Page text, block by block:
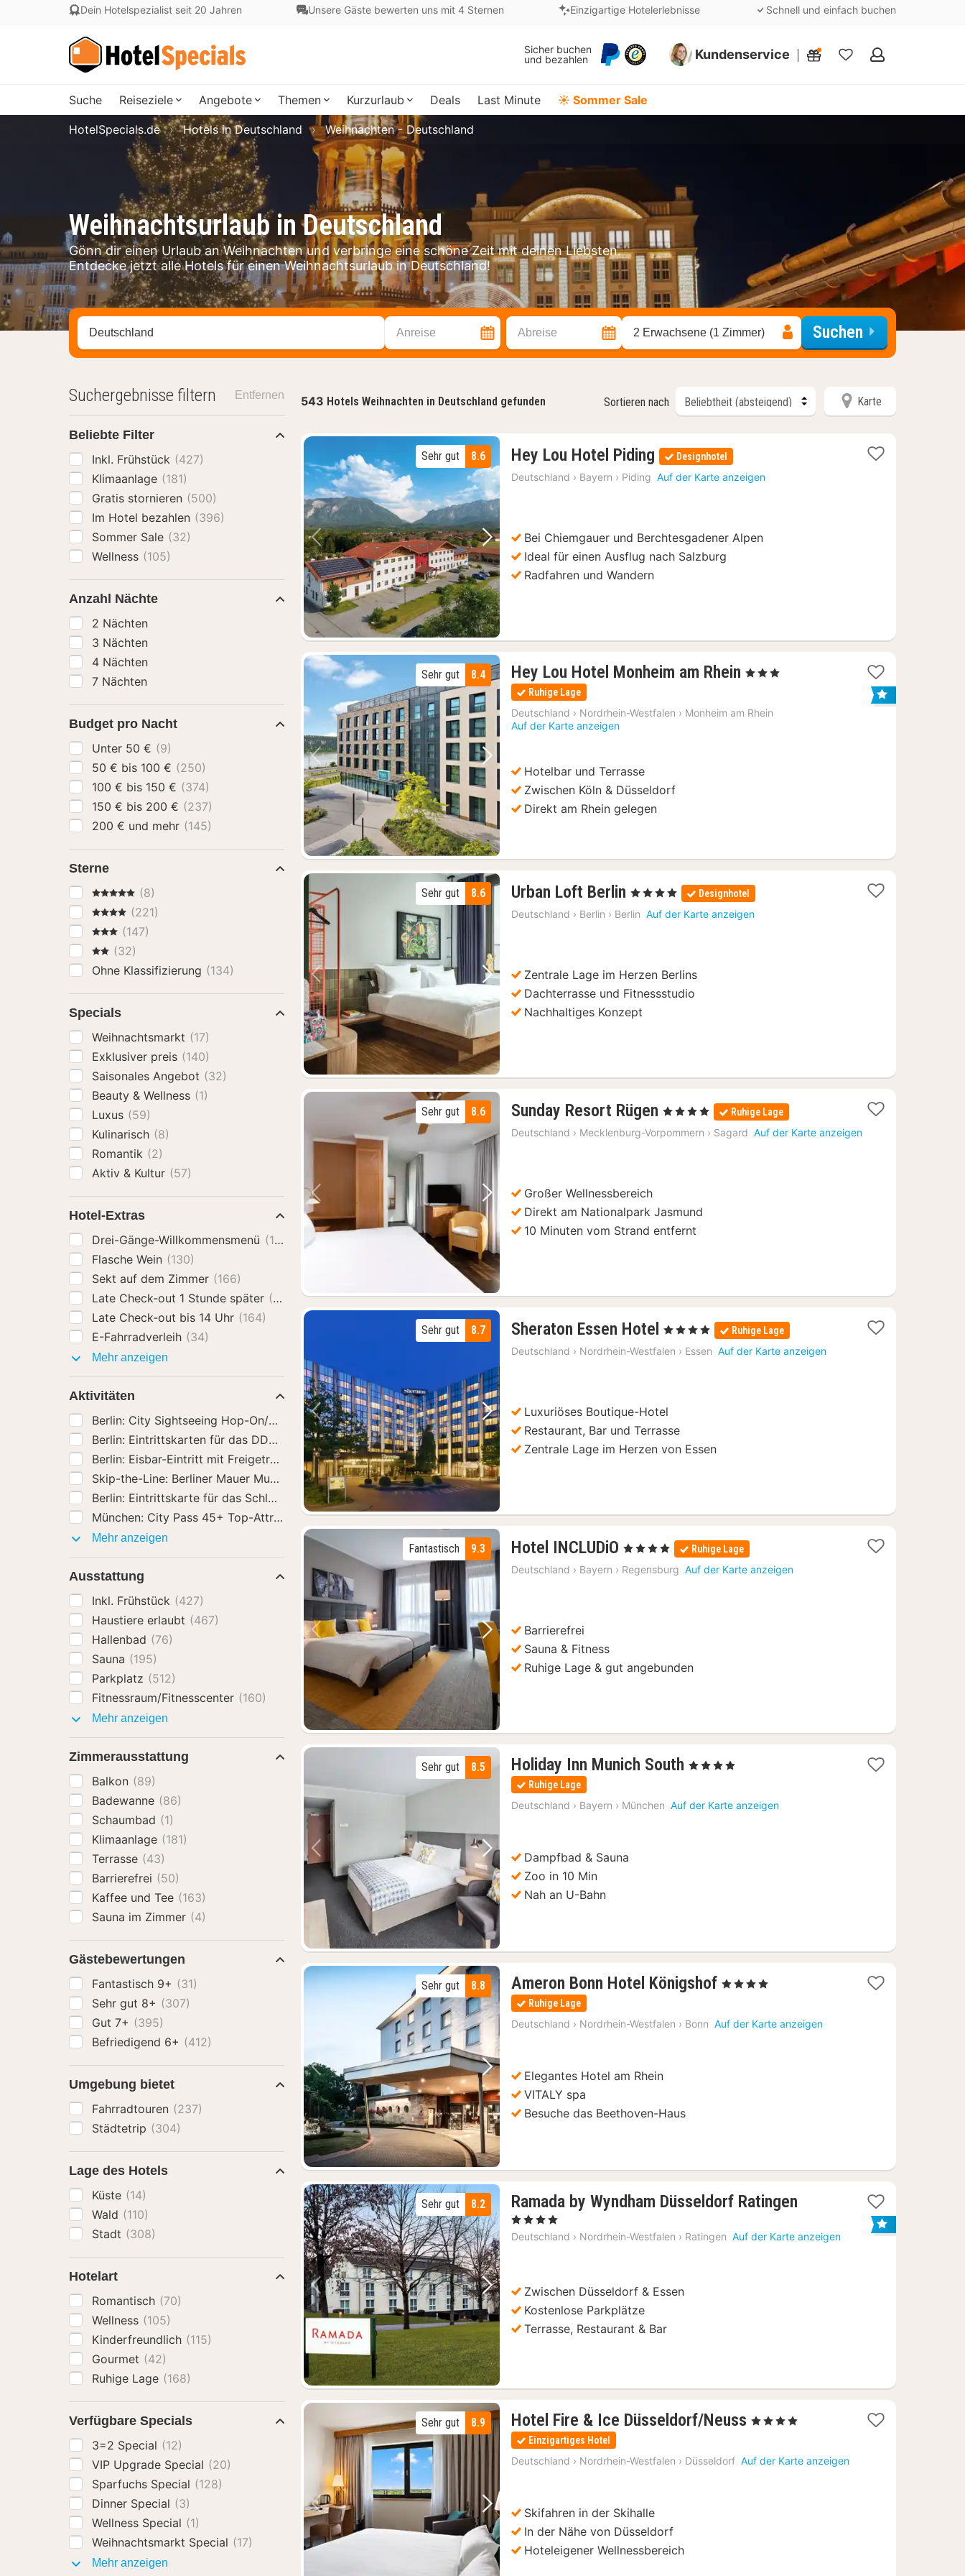
Dein Hotelspezialist seit 20 Jahren Unsere Gäste bewerten uns mit 4 Sternen Einzigartige Hotelerlebnisse Schnell und einfach buchen
Sicher buchen
und bezahlen
Kundenservice
Meine
Suche Reiseziele Angebote Themen Kurzurlaub Deals Last Minute ☀️ Sommer Sale
Weihnachtsurlaub in Deutschland
Gönn dir einen Urlaub an Weihnachten und verbringe eine schöne Zeit mit deinen Liebsten.
Entdecke jetzt alle Hotels für einen Weihnachtsurlaub in Deutschland!
HotelSpecials.de Hotels in Deutschland Weihnachten - Deutschland
Stadt, Region oder Hotel suchen Anreise Abreise 2 Erwachsene (1 Zimmer) Suchen
543 Hotels Weihnachten in Deutschland gefunden Sortieren nach Karte
Vorheriges Bild Nächstes Bild
8.6
Sehr gut Hey Lou Hotel Piding 2
Nächte
ab
Designhotel
Deutschland › Bayern › Piding Auf der Karte anzeigen
Bei Chiemgauer und Berchtesgadener Alpen
Ideal für einen Ausflug nach Salzburg
Radfahren und Wandern
Vorheriges Bild Nächstes Bild
8.4
Sehr gut Hey Lou Hotel Monheim am Rhein 2
ab
64
, 3 Sterne
Ruhige Lage
Deutschland › Nordrhein-Westfalen › Monheim am Rhein
Auf der Karte anzeigen
Hotelbar und Terrasse
Zwischen Köln & Düsseldorf
Direkt am Rhein gelegen
Vorheriges Bild Nächstes Bild
8.6
Sehr gut Urban Loft Berlin 2
Nächte
ab
, 4 Sterne Designhotel
Deutschland › Berlin › Berlin Auf der Karte anzeigen
Zentrale Lage im Herzen Berlins
Dachterrasse und Fitnessstudio
Nachhaltiges Konzept
Vorheriges Bild Nächstes Bild
8.6
Sehr gut Sunday Resort Rügen 2
Nächte
ab
, 4 Sterne Ruhige Lage
Deutschland › Mecklenburg-Vorpommern › Sagard Auf der Karte anzeigen
Großer Wellnessbereich
Direkt am Nationalpark Jasmund
10 Minuten vom Strand entfernt
Vorheriges Bild Nächstes Bild
8.7
Sehr gut Sheraton Essen Hotel 1
Nacht
ab
, 4 Sterne Ruhige Lage
Deutschland › Nordrhein-Westfalen › Essen Auf der Karte anzeigen
Luxuriöses Boutique-Hotel
Restaurant, Bar und Terrasse
Zentrale Lage im Herzen von Essen
Vorheriges Bild Nächstes Bild
9.3
Fantastisch Hotel INCLUDiO 1
Nacht
ab
, 4 Sterne Ruhige Lage
Deutschland › Bayern › Regensburg Auf der Karte anzeigen
Barrierefrei
Sauna & Fitness
Ruhige Lage & gut angebunden
Vorheriges Bild Nächstes Bild
8.5
Sehr gut Holiday Inn Munich South 1
ab
83
, 4 Sterne
Ruhige Lage
Deutschland › Bayern › München Auf der Karte anzeigen
Dampfbad & Sauna
Zoo in 10 Min
Nah an U-Bahn
Vorheriges Bild Nächstes Bild
8.8
Sehr gut Ameron Bonn Hotel Königshof 2
ab
119,75
, 4 Sterne
Ruhige Lage
Deutschland › Nordrhein-Westfalen › Bonn Auf der Karte anzeigen
Elegantes Hotel am Rhein
VITALY spa
Besuche das Beethoven-Haus
Vorheriges Bild Nächstes Bild
8.2
Sehr gut Ramada by Wyndham Düsseldorf Ratingen
ab
, 4 Sterne
Deutschland › Nordrhein-Westfalen › Ratingen Auf der Karte anzeigen
Zwischen Düsseldorf & Essen
Kostenlose Parkplätze
Terrasse, Restaurant & Bar
Vorheriges Bild Nächstes Bild
8.9
Sehr gut Hotel Fire & Ice Düsseldorf/Neuss 1
ab
129
, 4 Sterne
Einzigartiges Hotel
Deutschland › Nordrhein-Westfalen › Düsseldorf Auf der Karte anzeigen
Skifahren in der Skihalle
In der Nähe von Düsseldorf
Hoteleigener Wellnessbereich
Suchergebnisse filtern Entfernen
Beliebte Filter
Inkl. Frühstück (427)
Klimaanlage (181)
Gratis stornieren (500)
Im Hotel bezahlen (396)
Sommer Sale (32)
Wellness (105)
Anzahl Nächte
2 Nächten
3 Nächten
4 Nächten
7 Nächten
Budget pro Nacht
Unter 50 € (9)
50 € bis 100 € (250)
100 € bis 150 € (374)
150 € bis 200 € (237)
200 € und mehr (145)
Sterne
5 Sterne (8)
4 Sterne(221)
3 Sterne
(147)
2 Sterne
(32)
Ohne Klassifizierung (134)
Specials
Weihnachtsmarkt (17)
Exklusiver preis (140)
Saisonales Angebot (32)
Beauty & Wellness (1)
Luxus (59)
Kulinarisch (8)
Romantik (2)
Aktiv & Kultur (57)
Hotel-Extras
Drei-Gänge-Willkommensmenü (125)
Flasche Wein (130)
Sekt auf dem Zimmer (166)
Late Check-out 1 Stunde später (130)
Late Check-out bis 14 Uhr (164)
E-Fahrradverleih (34)
Mehr anzeigen
Aktivitäten
Berlin: City Sightseeing Hop-On/Hop-Off-Bustour(40)
Berlin: Eintrittskarten für das DDR Museum(40)
Berlin: Eisbar-Eintritt mit Freigetränken(40)
Skip-the-Line: Berliner Mauer Museum am Checkpoint Charlie(40)
Berlin: Eintrittskarte für das Schloss Charlottenburg
(40)
München: City Pass 45+ Top-Attraktionen und öffentliche Verkehrsmittel(13)
Mehr anzeigen
Ausstattung
Inkl. Frühstück (427)
Haustiere erlaubt (467)
Hallenbad (76)
Sauna (195)
Parkplatz (512)
Fitnessraum/Fitnesscenter (160)
Mehr anzeigen
Zimmerausstattung
Balkon (89)
Badewanne (86)
Schaumbad (1)
Klimaanlage (181)
Terrasse (43)
Barrierefrei (50)
Kaffee und Tee (163)
Sauna im Zimmer (4)
Gästebewertungen
Fantastisch 9+ (31)
Sehr gut 8+ (307)
Gut 7+ (395)
Befriedigend 6+ (412)
Umgebung bietet
Fahrradtouren (237)
Städtetrip (304)
Lage des Hotels
Küste (14)
Wald (110)
Stadt (308)
Hotelart
Romantisch (70)
Wellness (105)
Kinderfreundlich (115)
Gourmet (42)
Ruhige Lage (168)
Verfügbare Specials
3=2 Special (12)
VIP Upgrade Special (20)
Sparfuchs Special (128)
Dinner Special (3)
Wellness Special (1)
Weihnachtsmarkt Special (17)
Mehr anzeigen